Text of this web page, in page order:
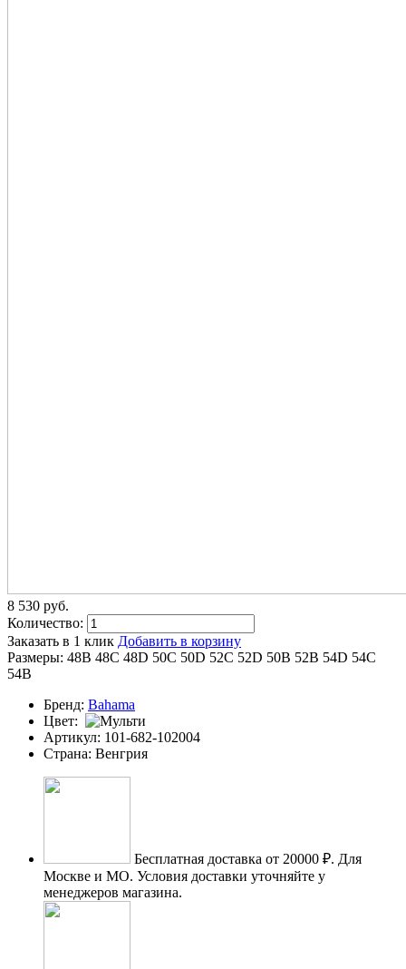
8 530 pуб.
Количество:
Заказать в 1 клик Добавить в корзину
Размеры: 48B 48C 48D 50C 50D 52C 52D 50B 52B 54D 54C
54B
Бренд: Bahama
Цвет:
Артикул: 101-682-102004
Страна: Венгрия
Бесплатная доставка от 20000 ₽. Для
Москве и МО. Условия доставки уточняйте у
менеджеров магазина.